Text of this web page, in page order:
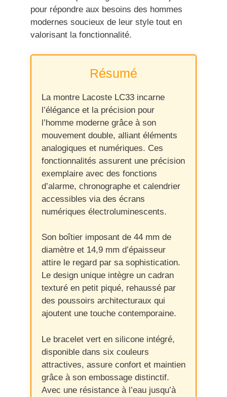
pour répondre aux besoins des hommes
modernes soucieux de leur style tout en
valorisant la fonctionnalité.
Résumé
La montre Lacoste LC33 incarne
l’élégance et la précision pour
l’homme moderne grâce à son
mouvement double, alliant éléments
analogiques et numériques. Ces
fonctionnalités assurent une précision
exemplaire avec des fonctions
d’alarme, chronographe et calendrier
accessibles via des écrans
numériques électroluminescents.
Son boîtier imposant de 44 mm de
diamètre et 14,9 mm d’épaisseur
attire le regard par sa sophistication.
Le design unique intègre un cadran
texturé en petit piqué, rehaussé par
des poussoirs architecturaux qui
ajoutent une touche contemporaine.
Le bracelet vert en silicone intégré,
disponible dans six couleurs
attractives, assure confort et maintien
grâce à son embossage distinctif.
Avec une résistance à l’eau jusqu’à